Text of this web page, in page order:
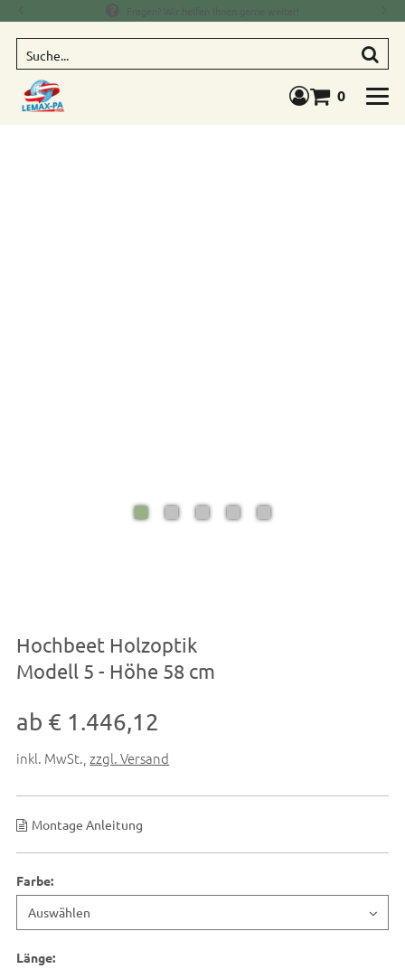
Fragen? Wir helfen Ihnen gerne weiter!
Warenkorb
0
Hochbeet Holzoptik
Modell 5 - Höhe 58 cm
ab € 1.446,12
inkl. MwSt. ,zzgl. Versand
Montage Anleitung
Farbe:
Länge: